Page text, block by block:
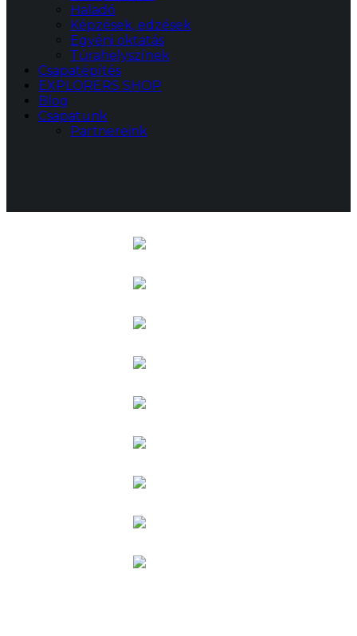
Haladó
Képzések, edzések
Egyéni oktatás
Túrahelyszínek
Csapatépítés
EXPLORERS SHOP
Blog
Csapatunk
Partnereink